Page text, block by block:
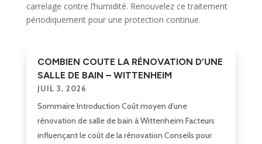
carrelage contre l’humidité. Renouvelez ce traitement
périodiquement pour une protection continue.
COMBIEN COUTE LA RÉNOVATION D’UNE
SALLE DE BAIN – WITTENHEIM
JUIL 3, 2026
Sommaire Introduction Coût moyen d’une
rénovation de salle de bain à Wittenheim Facteurs
influençant le coût de la rénovation Conseils pour